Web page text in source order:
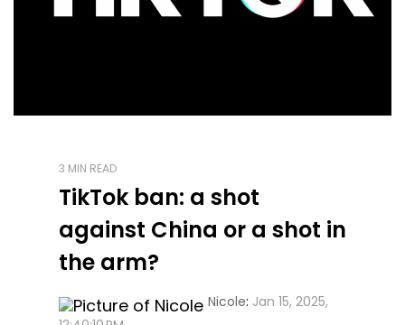
3 MIN READ
TikTok ban: a shot
against China or a shot in
the arm?
Nicole: Jan 15, 2025,